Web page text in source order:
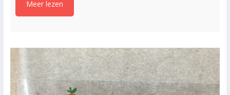
Meer lezen